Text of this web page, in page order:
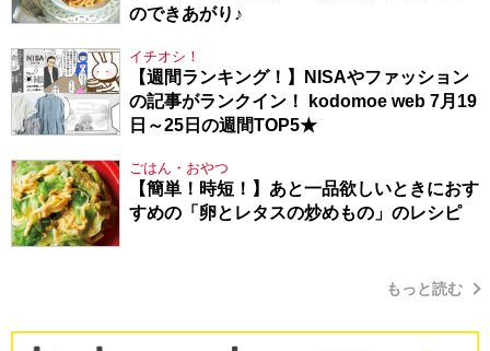
のできあがり♪
イチオシ！
【週間ランキング！】NISAやファッション
の記事がランクイン！ kodomoe web 7月19
日～25日の週間TOP5★
ごはん・おやつ
【簡単！時短！】あと一品欲しいときにおす
すめの「卵とレタスの炒めもの」のレシピ
もっと読む